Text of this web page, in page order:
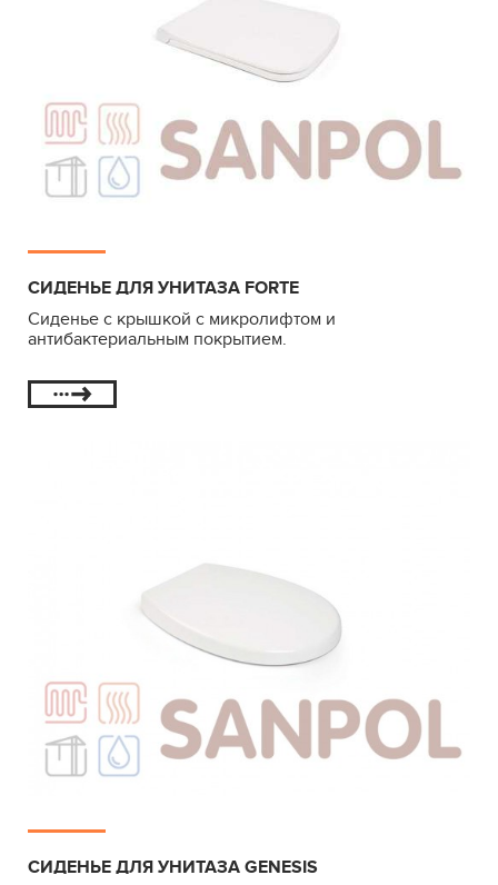
СИДЕНЬЕ ДЛЯ УНИТАЗА FORTE
Сиденье с крышкой с микролифтом и
антибактериальным покрытием.
СИДЕНЬЕ ДЛЯ УНИТАЗА GENESIS